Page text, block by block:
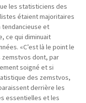
les statisticiens des
étaient majoritaires
et
ce qui diminuait
«C’est là le point le
dont, par
soigné et si
des zemstvos,
derrière les
essentielles et les